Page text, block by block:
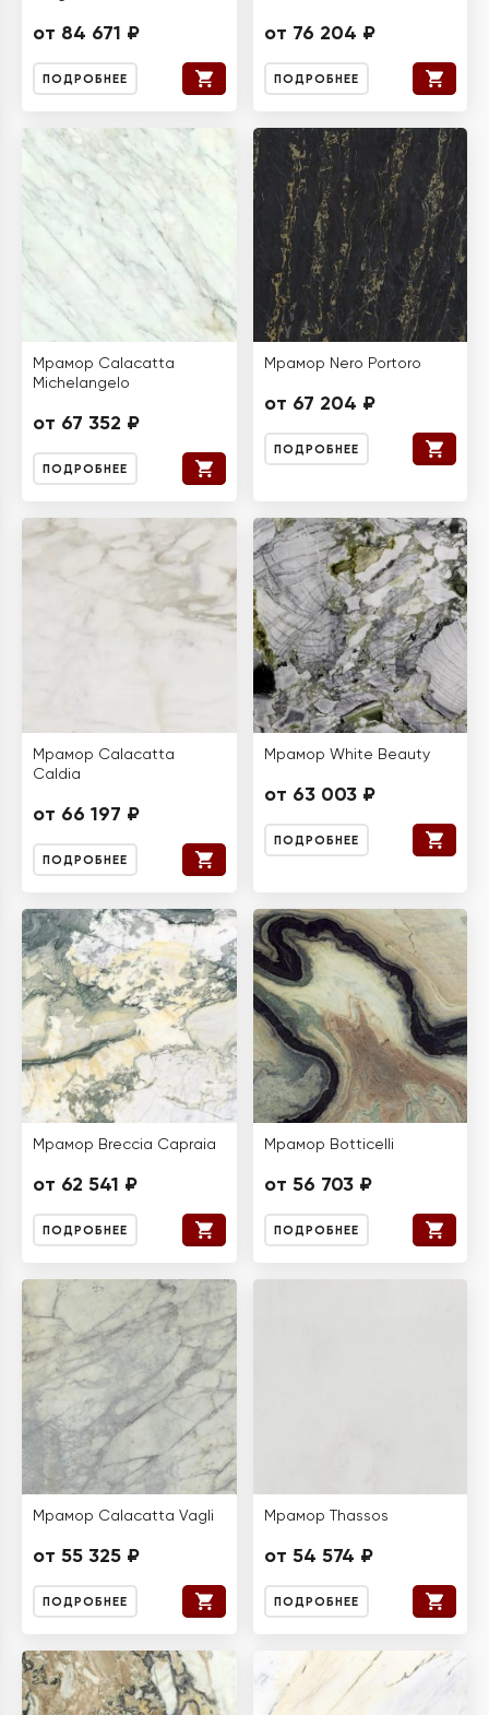
от 84 671 ₽
ПОДРОБНЕЕ
от 76 204 ₽
ПОДРОБНЕЕ
Мрамор Calacatta
Michelangelo
от 67 352 ₽
ПОДРОБНЕЕ
Мрамор Nero Portoro
от 67 204 ₽
ПОДРОБНЕЕ
Мрамор Calacatta
Caldia
от 66 197 ₽
ПОДРОБНЕЕ
Мрамор White Beauty
от 63 003 ₽
ПОДРОБНЕЕ
Мрамор Breccia Capraia
от 62 541 ₽
ПОДРОБНЕЕ
Мрамор Botticelli
от 56 703 ₽
ПОДРОБНЕЕ
Мрамор Calacatta Vagli
от 55 325 ₽
ПОДРОБНЕЕ
Мрамор Thassos
от 54 574 ₽
ПОДРОБНЕЕ